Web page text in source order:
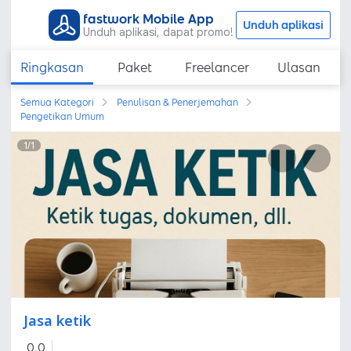
fastwork Mobile App
Unduh aplikasi, dapat promo! Unduh aplikasi
Ringkasan Paket Freelancer Ulasan
Semua Kategori
Penulisan & Penerjemahan
Pengetikan Umum
1/1
Jasa ketik
0,0